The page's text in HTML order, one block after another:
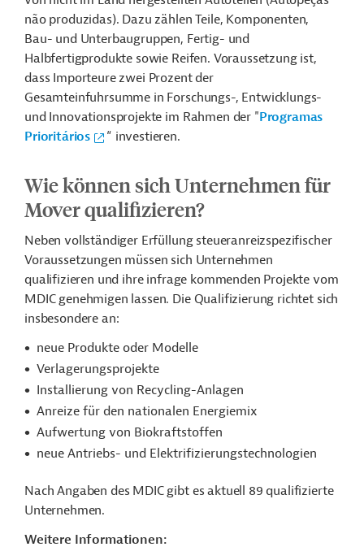
não produzidas). Dazu zählen Teile, Komponenten,
Bau- und Unterbaugruppen, Fertig- und
Halbfertigprodukte sowie Reifen. Voraussetzung ist,
dass Importeure zwei Prozent der
Gesamteinfuhrsumme in Forschungs-, Entwicklungs-
und Innovationsprojekte im Rahmen der "Programas
Prioritários
“ investieren.
Wie können sich Unternehmen für
Mover qualifizieren?
Neben vollständiger Erfüllung steueranreizspezifischer
Voraussetzungen müssen sich Unternehmen
qualifizieren und ihre infrage kommenden Projekte vom
MDIC genehmigen lassen. Die Qualifizierung richtet sich
insbesondere an:
neue Produkte oder Modelle
Verlagerungsprojekte
Installierung von Recycling-Anlagen
Anreize für den nationalen Energiemix
Aufwertung von Biokraftstoffen
neue Antriebs- und Elektrifizierungstechnologien
Nach Angaben des MDIC gibt es aktuell 89 qualifizierte
Unternehmen.
Weitere Informationen: